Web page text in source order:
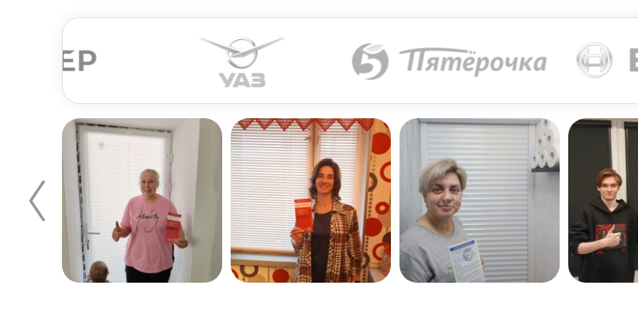
Когда планируется производить крепление к потолку над оконным проемом, важным показателем
Его нужно измерить и вычесть из результата 1 см, это и будет высота ламелей. Такой расчет верен,
подоконник. Если же подоконник планируется скрыть, к полученному результату нужно прибавить
быть на 10–12 см шире оконного проема.
Для комнат со стандартной высотой потолка крепление жалюзи на потолочный карниз считается
материал и конструкцию стен, наличие металлических балок, труб, электропроводки и иных
Монтаж карниза
Поле обязательно для заполнения